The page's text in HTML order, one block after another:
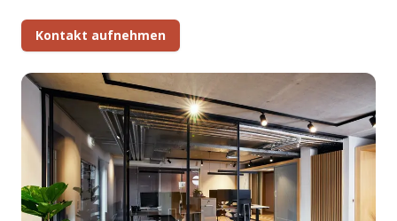
Kontakt aufnehmen